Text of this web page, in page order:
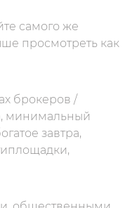
самого же
просмотреть как
брокеров /
минимальный
завтра,